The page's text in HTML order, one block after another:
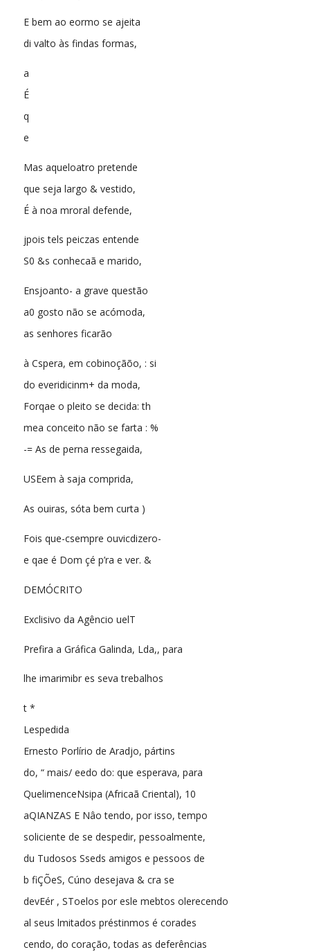
E bem ao eormo se ajeita
di valto às findas formas,
a
É
q
e
Mas aqueloatro pretende
que seja largo & vestido,
É à noa mroral defende,
jpois tels peiczas entende
S0 &s conhecaã e marido,
Ensjoanto- a grave questão
a0 gosto não se acómoda,
as senhores ficarão
à Cspera, em cobinoçãõo, : si
do everidicinm+ da moda,
Forqae o pleito se decida: th
mea conceito não se farta : %
-= As de perna ressegaida,
USEem à saja comprida,
As ouiras, sóta bem curta )
Fois que-csempre ouvicdizero-
e qae é Dom çé p’ra e ver. &
DEMÓCRITO
Exclisivo da Agêncio uelT
Prefira a Gráfica Galinda, Lda,, para
lhe imarimibr es seva trebalhos
t *
Lespedida
Ernesto Porlírio de Aradjo, pártins
do, “ mais/ eedo do: que esperava, para
QuelimenceNsipa (Africaã Criental), 10
aQIANZAS E Nâo tendo, por isso, tempo
soliciente de se despedir, pessoalmente,
du Tudosos Sseds amigos e pessoos de
b fiÇÕeS, Cúno desejava & cra se
devEér , SToelos por esle mebtos olerecendo
al seus lmitados préstinmos é corades
cendo, do coração, todas as deferências